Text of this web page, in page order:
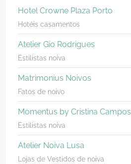
Hotel Crowne Plaza Porto
Hotéis casamentos
Atelier Gio Rodrigues
Estilistas noiva
Matrimonius Noivos
Fatos de noivo
Momentus by Cristina Campos
Estilistas noiva
Atelier Noiva Lusa
Lojas de Vestidos de noiva